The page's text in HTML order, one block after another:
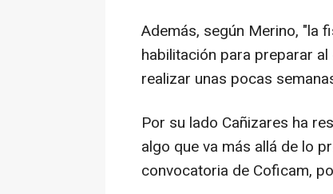
Además, según Merino, "la
habilitación para preparar
realizar unas pocas
Por su lado Cañizares ha
algo que va más allá de lo
convocatoria de Coficam,